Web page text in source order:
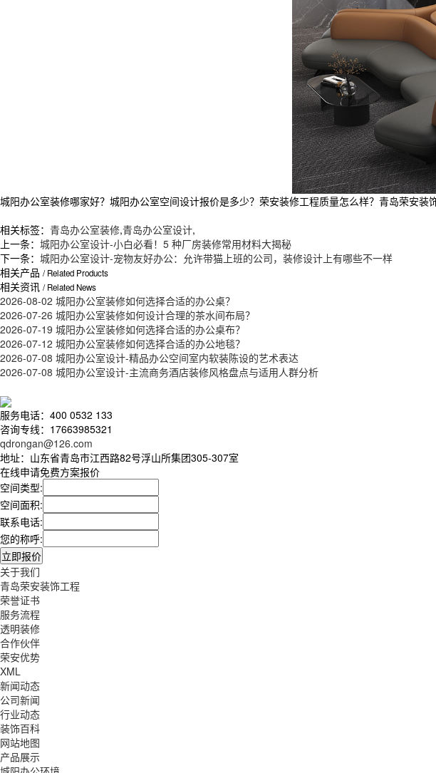
城阳办公室装修哪家好？城阳办公室空间设计报价是多少？荣安装修工程质量怎么样？青岛荣安
相关标签： 青岛办公室装修,青岛办公室设计,
上一条： 城阳办公室设计-小白必看！5 种厂房装修常用材料大揭秘
下一条： 城阳办公室设计-宠物友好办公：允许带猫上班的公司，装修设计上有哪些不一样
相关产品 / Related Products
相关资讯 / Related News
2026-08-02 城阳办公室装修如何选择合适的办公桌？
2026-07-26 城阳办公室装修如何设计合理的茶水间布局？
2026-07-19 城阳办公室装修如何选择合适的办公桌布？
2026-07-12 城阳办公室装修如何选择合适的办公地毯？
2026-07-08 城阳办公室设计-精品办公空间室内软装陈设的艺术表达
2026-07-08 城阳办公室设计-主流商务酒店装修风格盘点与适用人群分析
服务电话：400 0532 133
咨询专线：17663985321
qdrongan@126.com
地址：山东省青岛市江西路82号浮山所集团305-307室
在线申请免费方案报价
空间类型:
空间面积:
联系电话:
您的称呼:
关于我们
青岛荣安装饰工程
荣誉证书
服务流程
透明装修
合作伙伴
荣安优势
XML
新闻动态
公司新闻
行业动态
装饰百科
网站地图
产品展示